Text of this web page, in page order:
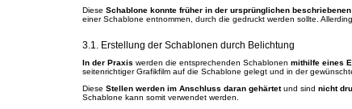
Diese Schablone konnte früher in der ursprünglichen
einer Schablone entnommen, durch die gedruckt werden sollte.
3.1. Erstellung der Schablonen durch Belichtung
In der Praxis werden die entsprechenden Schablonen mithilfe eines
seitenrichtiger Grafikfilm auf die Schablone gelegt und in der
Diese Stellen werden im Anschluss daran gehärtetund sind nicht
Schablone kann somit verwendet werden.